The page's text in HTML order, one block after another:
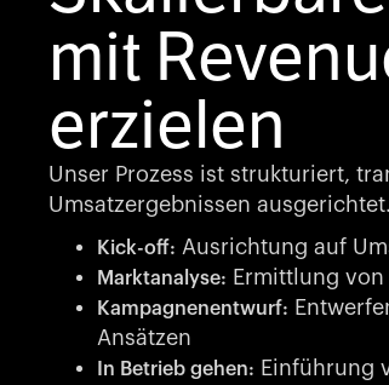
mit
erzielen
Unser Prozess ist strukturiert,
Umsatzergebnissen ausgerichtet.
Kick-off: Ausrichtung auf
Marktanalyse: Ermittlung
Kampagnenentwurf:
Ansätzen
In Betrieb gehen: Einführung